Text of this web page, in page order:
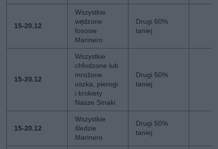
15-20.12
Wszystkie
wędzone
łososie
Marinero
Drugi 60%
taniej
15-20.12
Wszystkie
chłodzone lub
mrożone
uszka, pierogi
i krokiety
Nasze Smaki
Drugi 50%
taniej
15-20.12
Wszystkie
śledzie
Marinero
Drugi 50%
taniej